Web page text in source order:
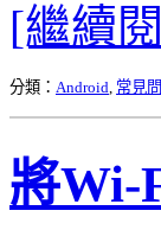
[繼續
分類： Android, 常見
將Wi-